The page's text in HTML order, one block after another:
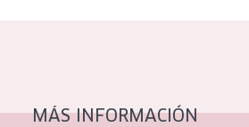
Piel madura
MÁS INFORMACIÓN